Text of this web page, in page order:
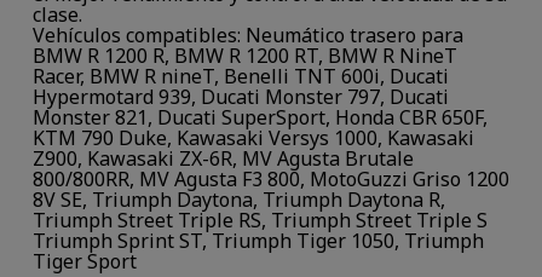
clase.
Vehículos compatibles: Neumático trasero para
BMW R 1200 R, BMW R 1200 RT, BMW R NineT
Racer, BMW R nineT, Benelli TNT 600i, Ducati
Hypermotard 939, Ducati Monster 797, Ducati
Monster 821, Ducati SuperSport, Honda CBR 650F,
KTM 790 Duke, Kawasaki Versys 1000, Kawasaki
Z900, Kawasaki ZX-6R, MV Agusta Brutale
800/800RR, MV Agusta F3 800, MotoGuzzi Griso 1200
8V SE, Triumph Daytona, Triumph Daytona R,
Triumph Street Triple RS, Triumph Street Triple S
Triumph Sprint ST, Triumph Tiger 1050, Triumph
Tiger Sport